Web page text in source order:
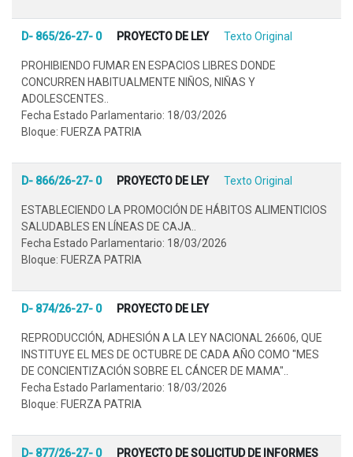
D- 865/26-27- 0 PROYECTO DE LEY Texto Original
PROHIBIENDO FUMAR EN ESPACIOS LIBRES DONDE
CONCURREN HABITUALMENTE NIÑOS, NIÑAS Y
ADOLESCENTES..
Fecha Estado Parlamentario: 18/03/2026
Bloque: FUERZA PATRIA
D- 866/26-27- 0 PROYECTO DE LEY Texto Original
ESTABLECIENDO LA PROMOCIÓN DE HÁBITOS ALIMENTICIOS
SALUDABLES EN LÍNEAS DE CAJA..
Fecha Estado Parlamentario: 18/03/2026
Bloque: FUERZA PATRIA
D- 874/26-27- 0 PROYECTO DE LEY
REPRODUCCIÓN, ADHESIÓN A LA LEY NACIONAL 26606, QUE
INSTITUYE EL MES DE OCTUBRE DE CADA AÑO COMO "MES
DE CONCIENTIZACIÓN SOBRE EL CÁNCER DE MAMA"..
Fecha Estado Parlamentario: 18/03/2026
Bloque: FUERZA PATRIA
D- 877/26-27- 0
PROYECTO DE SOLICITUD DE INFORMES